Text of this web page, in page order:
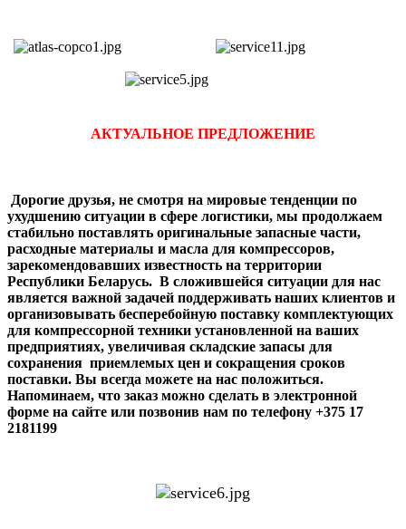
АКТУАЛЬНОЕ ПРЕДЛОЖЕНИЕ
Дорогие друзья, не смотря на мировые тенденции по
ухудшению ситуации в сфере логистики, мы продолжаем
стабильно поставлять оригинальные запасные части,
расходные материалы и масла для компрессоров,
зарекомендовавших известность на территории
Республики Беларусь. В сложившейся ситуации для нас
является важной задачей поддерживать наших клиентов и
организовывать бесперебойную поставку комплектующих
для компрессорной техники установленной на ваших
предприятиях, увеличивая складские запасы для
сохранения приемлемых цен и сокращения сроков
поставки. Вы всегда можете на нас положиться.
Напоминаем, что заказ можно сделать в электронной
форме на сайте или позвонив нам по телефону +375 17
2181199